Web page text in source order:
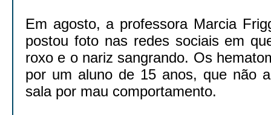
Em agosto, a professora Marcia
postou foto nas redes sociais em
roxo e o nariz sangrando. Os
por um aluno de 15 anos, que não
sala por mau comportamento.